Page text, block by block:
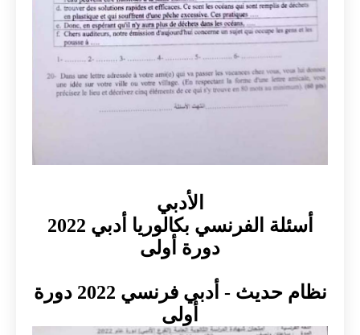
الأدبي
أسئلة الفرنسي بكالوريا أدبي 2022
دورة أولى
نظام حديث - أدبي فرنسي 2022 دورة
أولى